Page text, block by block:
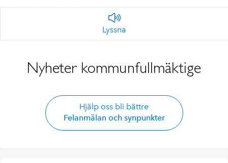
Lyssna
Nyheter kommunfullmäktige
Hjälp oss bli bättre
Felanmälan och synpunkter